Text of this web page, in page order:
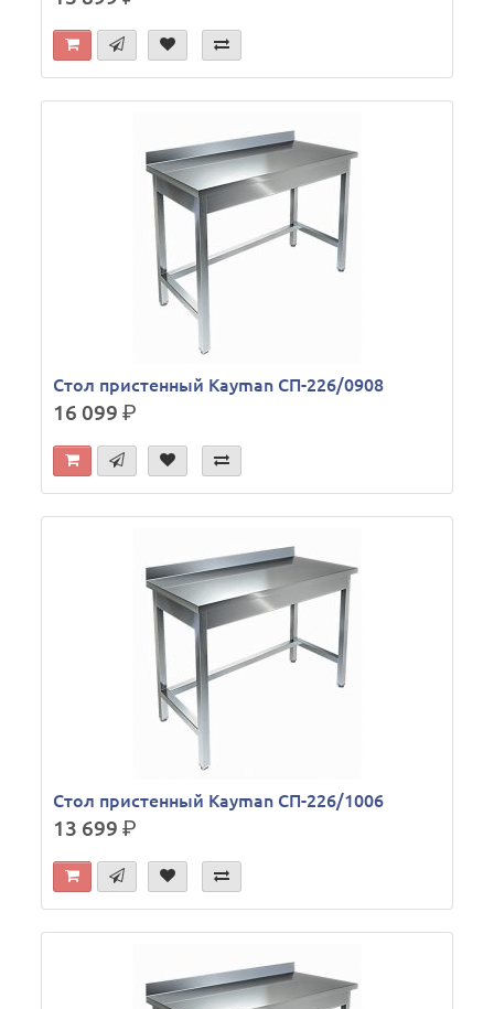
Стол пристенный Kayman СП-226/0908
16 099р.
Стол пристенный Kayman СП-226/1006
13 699р.